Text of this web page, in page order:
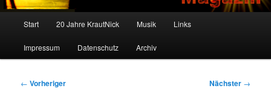
Start 20 Jahre KrautNick Musik Links
Impressum Datenschutz Archiv
Beitragsnavigation
← Vorheriger Nächster →